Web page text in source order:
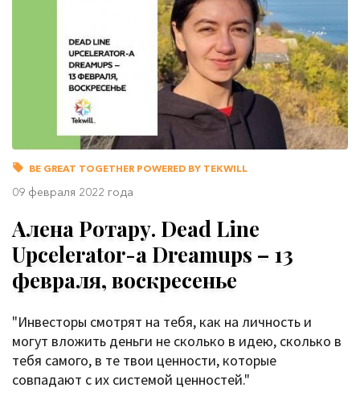
BE GREAT TOGETHER POWERED BY TEKWILL
09 февраля 2022 года
Алена Ротару. Dead Line
Upcelerator-а Dreamups – 13
февраля, воскресенье
"Инвесторы смотрят на тебя, как на личность и
могут вложить деньги не сколько в идею, сколько в
тебя самого, в те твои ценности, которые
совпадают с их системой ценностей."